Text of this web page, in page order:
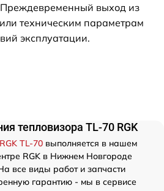
выход из
техническим параметрам
эксплуатации.
тепловизора TL-70 RGK
TL-70 выполняется в нашем
RGK в Нижнем Новгороде
все виды работ и запчасти
гарантию - мы в сервисе